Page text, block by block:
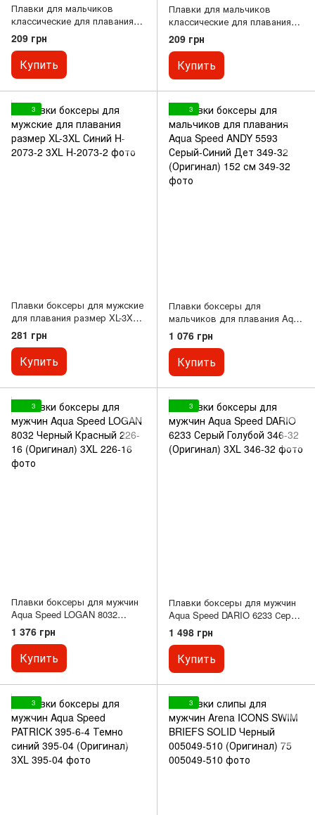
Плавки для мальчиков
классические для плавания
возраст 6-10 лет Черный PL-
2539 10
209 грн
Купить
Плавки для мальчиков
классические для плавания
возраст 6-10 лет Черный PL-
2541 10
209 грн
Купить
3
Плавки боксеры для мужские
для плавания размер XL-3XL
Синий H-2073-2 3XL
281 грн
Купить
3
Плавки боксеры для
мальчиков для плавания Aqua
Speed ANDY 5593 Серый-Синий
Дет 349-32 (Оригинал) 152 см
1 076 грн
Купить
3
Плавки боксеры для мужчин
Aqua Speed ​​LOGAN 8032
Черный Красный 226-16
(Оригинал) 3XL
1 376 грн
Купить
3
Плавки боксеры для мужчин
Aqua Speed DARIO 6233 Серый
Голубой 346-32 (Оригинал) 3XL
1 498 грн
Купить
3 3